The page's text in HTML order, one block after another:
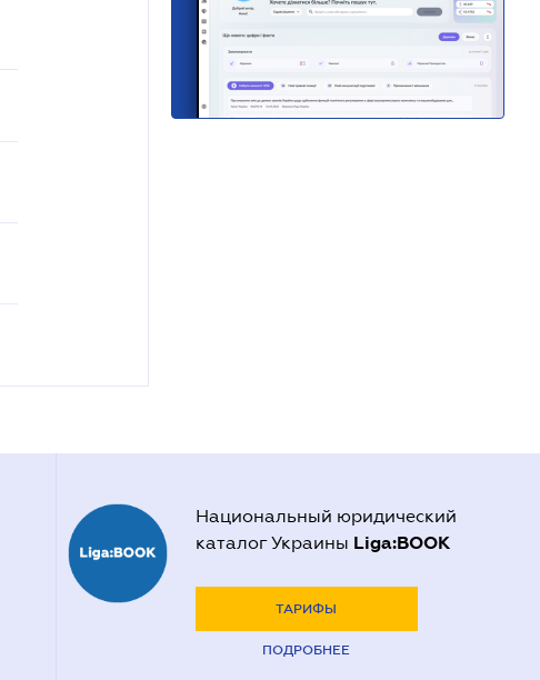
Национальный юридический
каталог Украины Liga:BOOK
ТАРИФЫ
ПОДРОБНЕЕ